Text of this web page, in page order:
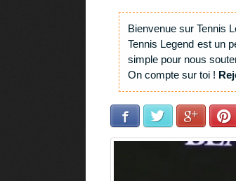
Bienvenue sur Tennis
Tennis Legend est un
simple pour nous
On compte sur toi !
Facebook Twitter Google+